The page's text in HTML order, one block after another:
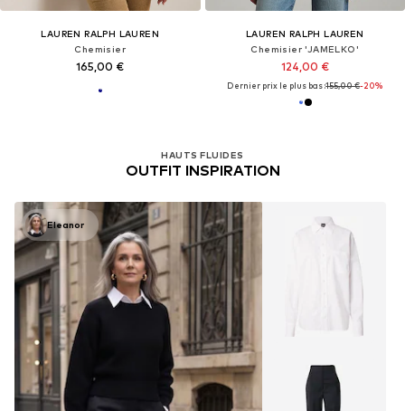
LAUREN RALPH LAUREN
Chemisier
165,00 €
LAUREN RALPH LAUREN
Chemisier 'JAMELKO'
124,00 €
Dernier prix le plus bas :155,00 €-20%
HAUTS FLUIDES
OUTFIT INSPIRATION
Eleanor